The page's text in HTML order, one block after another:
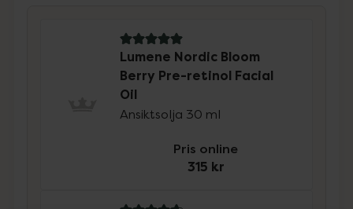
5 av 5 i omdöme
Lumene Nordic Bloom
Berry Pre-retinol Facial
Oil
Ansiktsolja 30 ml
Pris online
315 kr